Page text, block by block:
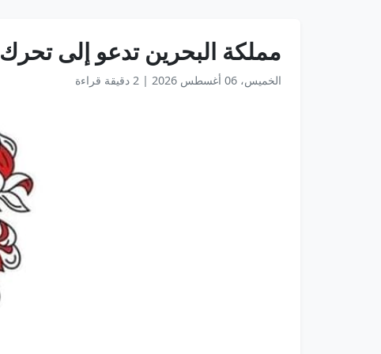
مملكة البحرين تدعو إلى
الخميس، 06 أغسطس 2026 | 2 دقيقة قراءة